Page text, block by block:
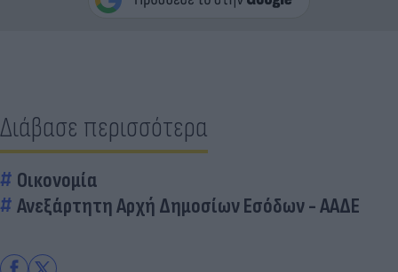
Διάβασε περισσότερα
Οικονομία
Ανεξάρτητη Αρχή Δημοσίων Εσόδων - ΑΑΔΕ